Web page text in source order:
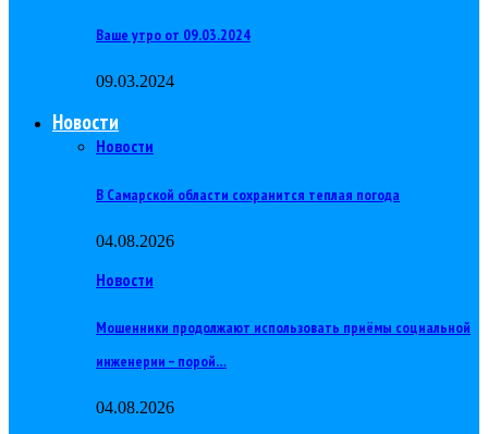
Ваше утро от 09.03.2024
09.03.2024
Новости
Новости
В Самарской области сохранится теплая погода
04.08.2026
Новости
Мошенники продолжают использовать приёмы социальной
инженерии – порой…
04.08.2026